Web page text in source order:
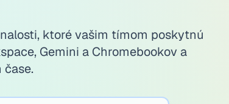
ktoré vašim tímom poskytnú
Gemini a Chromebookov a
čase.